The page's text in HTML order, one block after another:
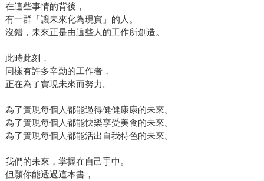
在這些事情的背後，
有一群「讓未來化為現實」的人。
沒錯，未來正是由這些人的工作所創造。
此時此刻，
同樣有許多辛勤的工作者，
正在為了實現未來而努力。
為了實現每個人都能過得健健康康的未來。
為了實現每個人都能快樂享受美食的未來。
為了實現每個人都能活出自我特色的未來。
我們的未來，掌握在自己手中。
但願你能透過這本書，